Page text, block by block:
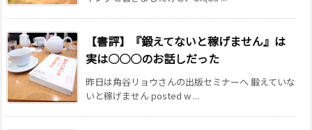
【書評】『鍛えてないと稼げません』は
実は○○○のお話しだった
昨日は角谷リョウさんの出版セミナーへ 鍛えていな
いと稼げません posted w ...